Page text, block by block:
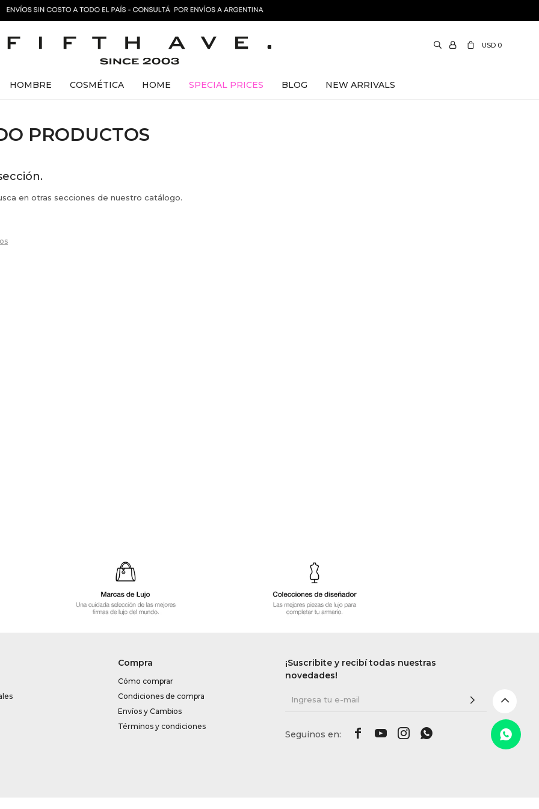
HOMBRE COSMÉTICA HOME SPECIAL PRICES BLOG NEW ARRIVALS
USD 0
PRODUCTOS
en otras secciones de nuestro catálogo.
Compra
Cómo comprar
Condiciones de compra
Envíos y Cambios
Términos y condiciones
¡Suscribite y recibí todas nuestras
novedades!
   